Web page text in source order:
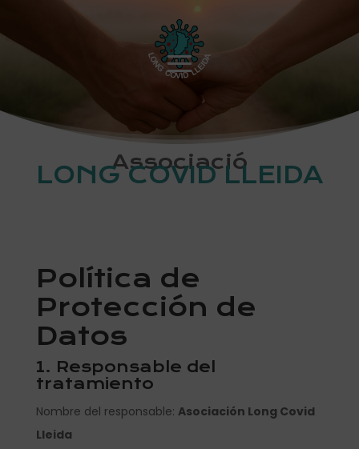
Associació
LONG COVID LLEIDA
Política de
Protección de
Datos
1. Responsable del
tratamiento
Nombre del responsable: Asociación Long Covid
Lleida